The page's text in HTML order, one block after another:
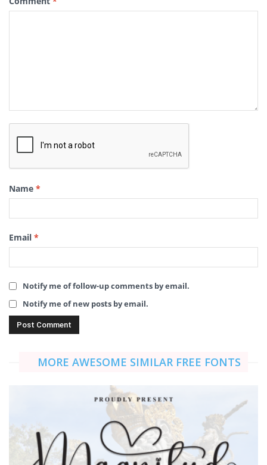
Name *
Email *
Notify me of follow-up comments by email.
Notify me of new posts by email.
MORE AWESOME SIMILAR FREE FONTS